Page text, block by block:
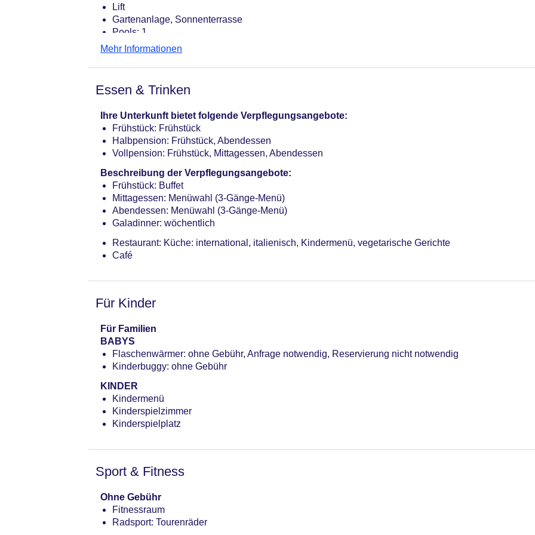
Lift
Gartenanlage, Sonnenterrasse
Pools: 1
Pool: Mai - September, ohne Gebühr, Outdoor, auf der Dachterrasse, Liegen: ohne Gebühr,
Badetücher: ohne Gebühr
Internetterminal: gegen Gebühr
Haustier: Hund erlaubt: Barzahlung, pro Tag ca. 12 EUR, Anfrage & Reservierung notwendig,
Katze erlaubt: pro Tag ca. 10 EUR
Parkmöglichkeiten: Parkplatz (nach Verfügbarkeit), unbewacht: ohne Gebühr
Zimmer: 62
Landeskategorie: 4 Sterne
Mehr Informationen
Essen & Trinken
Ihre Unterkunft bietet folgende Verpflegungsangebote:
Frühstück: Frühstück
Halbpension: Frühstück, Abendessen
Vollpension: Frühstück, Mittagessen, Abendessen
Beschreibung der Verpflegungsangebote:
Frühstück: Buffet
Mittagessen: Menüwahl (3-Gänge-Menü)
Abendessen: Menüwahl (3-Gänge-Menü)
Galadinner: wöchentlich
Restaurant: Küche: international, italienisch, Kindermenü, vegetarische Gerichte
Café
Für Kinder
Für Familien
BABYS
Flaschenwärmer: ohne Gebühr, Anfrage notwendig, Reservierung nicht notwendig
Kinderbuggy: ohne Gebühr
KINDER
Kindermenü
Kinderspielzimmer
Kinderspielplatz
Sport & Fitness
Ohne Gebühr
Fitnessraum
Radsport: Tourenräder